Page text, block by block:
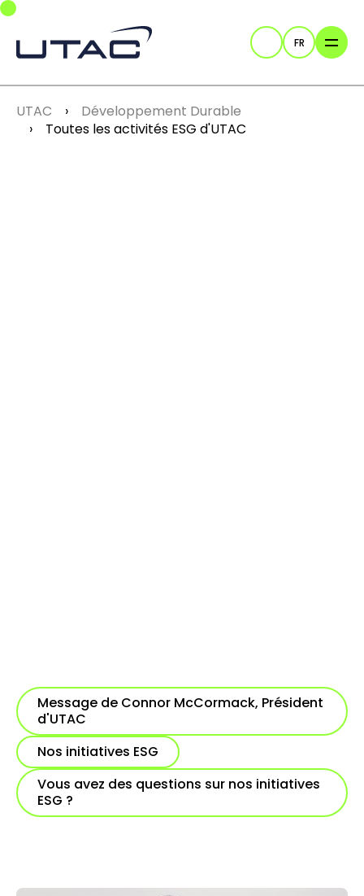
Skip to main navigation
Skip to main content
Skip to page footer
Recherche
FR
You are here:
UTAC
Développement Durable
Toutes les activités ESG d'UTAC
Message de Connor McCormack, Président
d'UTAC
Nos initiatives ESG
Vous avez des questions sur nos initiatives
ESG ?